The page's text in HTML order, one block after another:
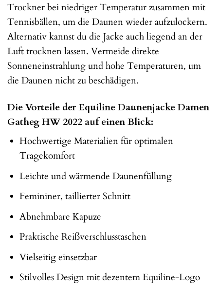
Trockner bei niedriger Temperatur zusammen mit
Tennisbällen, um die Daunen wieder aufzulockern.
Alternativ kannst du die Jacke auch liegend an der
Luft trocknen lassen. Vermeide direkte
Sonneneinstrahlung und hohe Temperaturen, um
die Daunen nicht zu beschädigen.
Die Vorteile der Equiline Daunenjacke Damen
Gatheg HW 2022 auf einen Blick:
Hochwertige Materialien für optimalen
Tragekomfort
Leichte und wärmende Daunenfüllung
Femininer, taillierter Schnitt
Abnehmbare Kapuze
Praktische Reißverschlusstaschen
Vielseitig einsetzbar
Stilvolles Design mit dezentem Equiline-Logo